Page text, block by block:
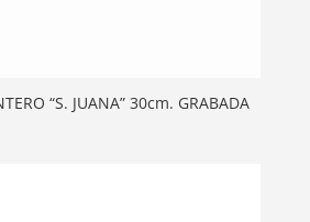
“S. JUANA” 30cm. GRABADA